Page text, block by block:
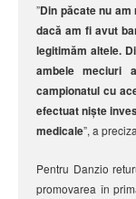
”Din păcate nu
dacă am fi avut
legitimăm altele.
ambele meciuri
campionatul cu
efectuat niște
medicale”, a
Pentru Danzio
promovarea în